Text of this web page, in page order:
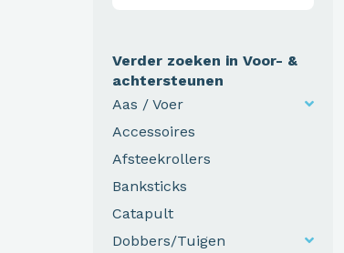
Verder zoeken in Voor- &
achtersteunen
Aas / Voer
Accessoires
Afsteekrollers
Banksticks
Catapult
Dobbers/Tuigen